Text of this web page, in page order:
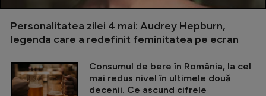
Personalitatea zilei 4 mai: Audrey Hepburn,
legenda care a redefinit feminitatea pe ecran
Consumul de bere în România, la cel
mai redus nivel în ultimele două
decenii. Ce ascund cifrele